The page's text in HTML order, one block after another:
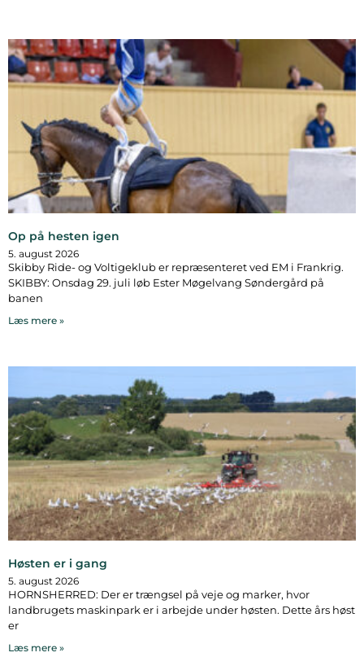
Op på hesten igen
5. august 2026
Skibby Ride- og Voltigeklub er repræsenteret ved EM i Frankrig.
SKIBBY: Onsdag 29. juli løb Ester Møgelvang Søndergård på
banen
Læs mere »
Høsten er i gang
5. august 2026
HORNSHERRED: Der er trængsel på veje og marker, hvor
landbrugets maskinpark er i arbejde under høsten. Dette års høst
er
Læs mere »